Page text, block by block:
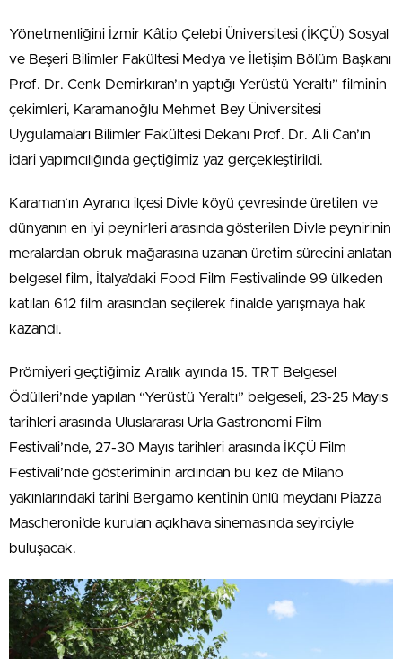
Yönetmenliğini İzmir Kâtip Çelebi Üniversitesi (İKÇÜ) Sosyal
ve Beşeri Bilimler Fakültesi Medya ve İletişim Bölüm Başkanı
Prof. Dr. Cenk Demirkıran’ın yaptığı Yerüstü Yeraltı” filminin
çekimleri, Karamanoğlu Mehmet Bey Üniversitesi
Uygulamaları Bilimler Fakültesi Dekanı Prof. Dr. Ali Can’ın
idari yapımcılığında geçtiğimiz yaz gerçekleştirildi.
Karaman’ın Ayrancı ilçesi Divle köyü çevresinde üretilen ve
dünyanın en iyi peynirleri arasında gösterilen Divle peynirinin
meralardan obruk mağarasına uzanan üretim sürecini anlatan
belgesel film, İtalya’daki Food Film Festivalinde 99 ülkeden
katılan 612 film arasından seçilerek finalde yarışmaya hak
kazandı.
Prömiyeri geçtiğimiz Aralık ayında 15. TRT Belgesel
Ödülleri’nde yapılan “Yerüstü Yeraltı” belgeseli, 23-25 Mayıs
tarihleri arasında Uluslararası Urla Gastronomi Film
Festivali’nde, 27-30 Mayıs tarihleri arasında İKÇÜ Film
Festivali’nde gösteriminin ardından bu kez de Milano
yakınlarındaki tarihi Bergamo kentinin ünlü meydanı Piazza
Mascheroni’de kurulan açıkhava sinemasında seyirciyle
buluşacak.